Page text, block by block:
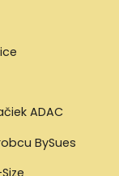
ADAC
BySues